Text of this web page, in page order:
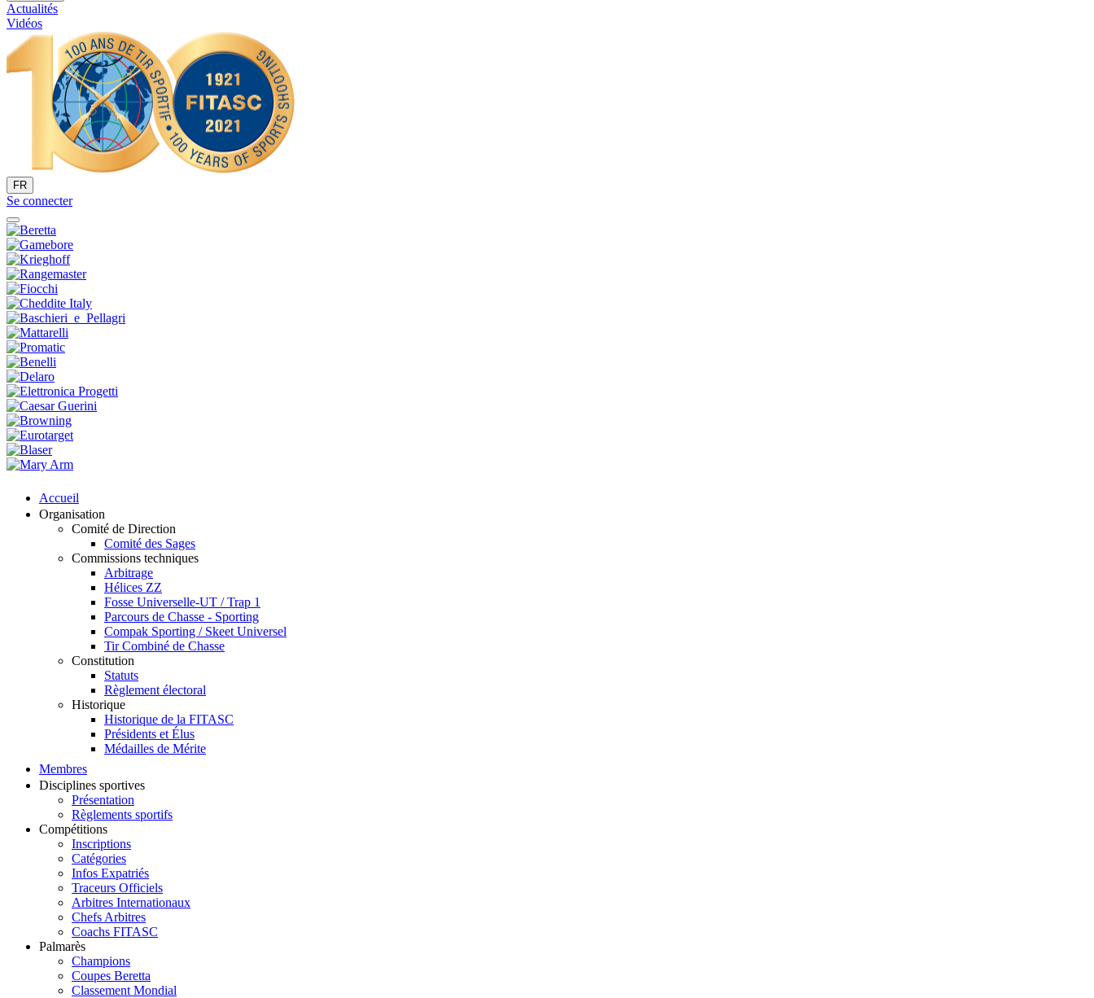
Actualités
Vidéos
FR
Se connecter
Accueil
Organisation
Comité de Direction
Comité des Sages
Commissions techniques
Arbitrage
Hélices ZZ
Fosse Universelle-UT / Trap 1
Parcours de Chasse - Sporting
Compak Sporting / Skeet Universel
Tir Combiné de Chasse
Constitution
Statuts
Règlement électoral
Historique
Historique de la FITASC
Présidents et Élus
Médailles de Mérite
Membres
Disciplines sportives
Présentation
Règlements sportifs
Compétitions
Inscriptions
Catégories
Infos Expatriés
Traceurs Officiels
Arbitres Internationaux
Chefs Arbitres
Coachs FITASC
Palmarès
Champions
Coupes Beretta
Classement Mondial